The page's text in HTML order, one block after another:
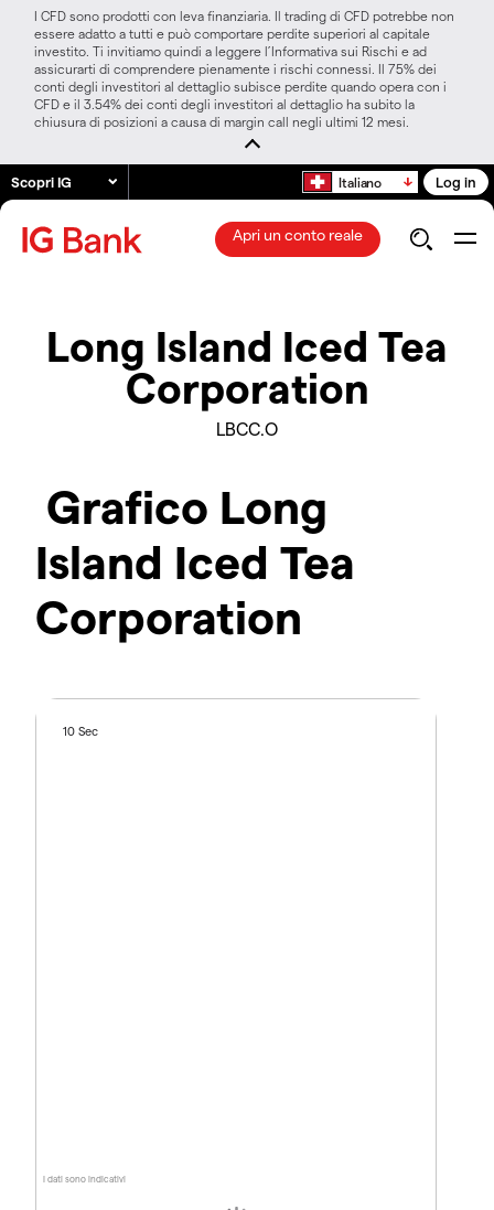
I CFD sono prodotti con leva finanziaria. Il trading di CFD potrebbe non
essere adatto a tutti e può comportare perdite superiori al capitale
investito. Ti invitiamo quindi a leggere l’Informativa sui Rischi e ad
assicurarti di comprendere pienamente i rischi connessi. Il 75% dei
conti degli investitori al dettaglio subisce perdite quando opera con i
CFD e il 3.54% dei conti degli investitori al dettaglio ha subito la
chiusura di posizioni a causa di margin call negli ultimi 12 mesi.
Scopri IG Italiano Log in
Apri un conto reale
Long Island Iced Tea
Corporation
LBCC.O
Grafico Long
Island Iced Tea
Corporation
I dati sono indicativi
10 Sec